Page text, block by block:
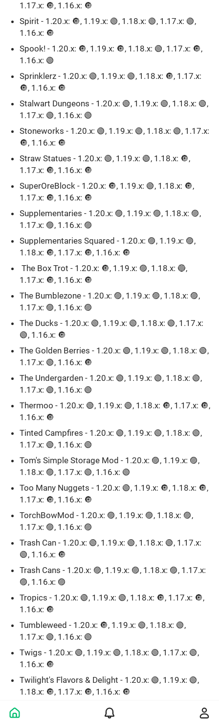
1.17.x: 🔘, 1.16.x: 🔘
Spirit - 1.20.x: 🔘, 1.19.x: 🟢, 1.18.x: 🟢, 1.17.x: 🟢,
1.16.x: 🔘
Spook! - 1.20.x: 🔘, 1.19.x: 🔘, 1.18.x: 🟢, 1.17.x: 🔘,
1.16.x: 🟢ㅤ
Sprinklerz - 1.20.x: 🟢, 1.19.x: 🟢, 1.18.x: 🔘, 1.17.x:
🔘, 1.16.x: 🔘
Stalwart Dungeons - 1.20.x: 🟢, 1.19.x: 🟢, 1.18.x: 🟢,
1.17.x: 🟢, 1.16.x: 🟢
Stoneworks - 1.20.x: 🟢, 1.19.x: 🟢, 1.18.x: 🟢, 1.17.x:
🔘, 1.16.x: 🔘ㅤ
Straw Statues - 1.20.x: 🟢, 1.19.x: 🟢, 1.18.x: 🔘,
1.17.x: 🔘, 1.16.x: 🔘ㅤ
SuperOreBlock - 1.20.x: 🔘, 1.19.x: 🟢, 1.18.x: 🔘,
1.17.x: 🔘, 1.16.x: 🔘ㅤ
Supplementaries - 1.20.x: 🟣, 1.19.x: 🟣, 1.18.x: 🟣,
1.17.x: 🟣, 1.16.x: 🟣ㅤ
Supplementaries Squared - 1.20.x: 🟣, 1.19.x: 🟣,
1.18.x: 🔘, 1.17.x: 🔘, 1.16.x: 🔘ㅤ
The Box Trot - 1.20.x: 🔘, 1.19.x: 🟣, 1.18.x: 🔵,
1.17.x: 🔘, 1.16.x: 🔘ㅤ
The Bumblezone - 1.20.x: 🟣, 1.19.x: 🟣, 1.18.x: 🟣,
1.17.x: 🟣, 1.16.x: 🟣
The Ducks - 1.20.x: 🟢, 1.19.x: 🟢, 1.18.x: 🟢, 1.17.x:
🟢, 1.16.x: 🔘ㅤ
The Golden Berries - 1.20.x: 🟢, 1.19.x: 🟢, 1.18.x: 🟢,
1.17.x: 🟢, 1.16.x: 🔘
The Undergarden - 1.20.x: 🟢, 1.19.x: 🟢, 1.18.x: 🟢,
1.17.x: 🟢, 1.16.x: 🟢ㅤ
Thermoo - 1.20.x: 🟢, 1.19.x: 🟢, 1.18.x: 🔘, 1.17.x: 🔘,
1.16.x: 🔘ㅤ
Tinted Campfires - 1.20.x: 🟢, 1.19.x: 🟢, 1.18.x: 🟢,
1.17.x: 🟢, 1.16.x: 🟢ㅤ
Tom's Simple Storage Mod - 1.20.x: 🟣, 1.19.x: 🟣,
1.18.x: 🟣, 1.17.x: 🟢, 1.16.x: 🟢ㅤ
Too Many Nuggets - 1.20.x: 🟢, 1.19.x: 🔘, 1.18.x: 🔘,
1.17.x: 🔘, 1.16.x: 🔘ㅤ
TorchBowMod - 1.20.x: 🟣, 1.19.x: 🟣, 1.18.x: 🟣,
1.17.x: 🟣, 1.16.x: 🟣
Trash Can - 1.20.x: 🟢, 1.19.x: 🟢, 1.18.x: 🟢, 1.17.x:
🟢, 1.16.x: 🔘
Trash Cans - 1.20.x: 🟣, 1.19.x: 🟣, 1.18.x: 🟣, 1.17.x:
🟣, 1.16.x: 🟣
Tropics - 1.20.x: 🟢, 1.19.x: 🟢, 1.18.x: 🔘, 1.17.x: 🔘,
1.16.x: 🔘ㅤ
Tumbleweed - 1.20.x: 🔘, 1.19.x: 🟢, 1.18.x: 🟢,
1.17.x: 🟢, 1.16.x: 🟢ㅤ
Twigs - 1.20.x: 🟢, 1.19.x: 🟢, 1.18.x: 🟢, 1.17.x: 🟢,
1.16.x: 🔘ㅤ
Twilight's Flavors & Delight - 1.20.x: 🟢, 1.19.x: 🟢,
1.18.x: 🔘, 1.17.x: 🔘, 1.16.x: 🔘ㅤ
Useful Railroads - 1.20.x: 🟣, 1.19.x: 🟣, 1.18.x: 🔘,
1.17.x: 🔘, 1.16.x: 🟣